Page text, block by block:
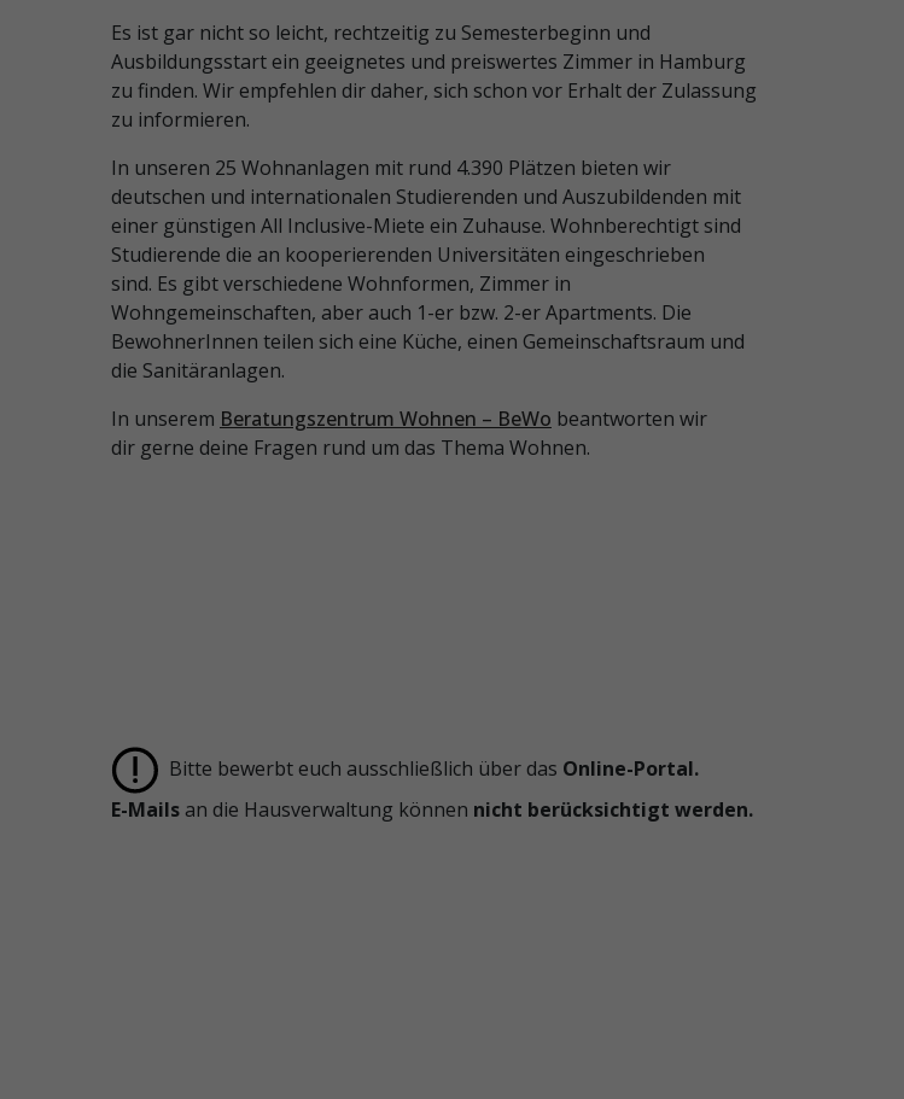
Es ist gar nicht so leicht, rechtzeitig zu Semesterbeginn und
Ausbildungsstart ein geeignetes und preiswertes Zimmer in Hamburg
zu finden. Wir empfehlen dir daher, sich schon vor Erhalt der Zulassung
zu informieren.
In unseren 25 Wohnanlagen mit rund 4.390 Plätzen bieten wir
deutschen und internationalen Studierenden und Auszubildenden mit
einer günstigen All Inclusive-Miete ein Zuhause. Wohnberechtigt sind
Studierende die an kooperierenden Universitäten eingeschrieben
sind. Es gibt verschiedene Wohnformen, Zimmer in
Wohngemeinschaften, aber auch 1-er bzw. 2-er Apartments. Die
BewohnerInnen teilen sich eine Küche, einen Gemeinschaftsraum und
die Sanitäranlagen.
In unserem Beratungszentrum Wohnen – BeWo beantworten wir
dir gerne deine Fragen rund um das Thema Wohnen.
Bitte bewerbt euch ausschließlich über das Online-Portal.
E-Mails an die Hausverwaltung können nicht berücksichtigt werden.